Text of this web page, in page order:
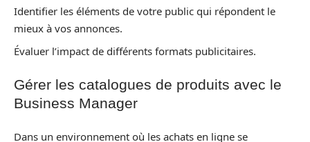
Identifier les éléments de votre public qui répondent le
mieux à vos annonces.
Évaluer l’impact de différents formats publicitaires.
Gérer les catalogues de produits avec le
Business Manager
Dans un environnement où les achats en ligne se